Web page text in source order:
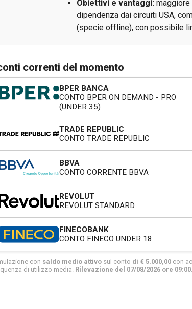
Obiettivi e vantaggi: maggiore
dipendenza dai circuiti USA,
(specie offline), con possibile
correnti del momento
BPER BANCA
CONTO BPER ON DEMAND - PRO
(UNDER 35)
TRADE REPUBLIC
CONTO TRADE REPUBLIC
BBVA
CONTO CORRENTE BBVA
REVOLUT
REVOLUT STANDARD
FINECOBANK
CONTO FINECO UNDER 18
con saldo medio attivo sul conto di € 5.000,00 con
di utilizzo media. Rilevazione del 07/08/2026 ore 09:00.